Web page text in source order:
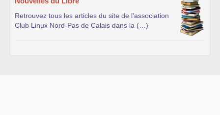
Retrouvez tous les articles du site de l’association
Club Linux Nord-Pas de Calais dans la (…)